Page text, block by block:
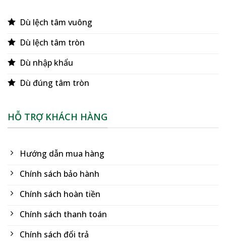
Dù lệch tâm vuông
Dù lệch tâm tròn
Dù nhập khẩu
Dù đúng tâm tròn
HỖ TRỢ KHÁCH HÀNG
Hướng dẫn mua hàng
Chính sách bảo hành
Chính sách hoàn tiền
Chính sách thanh toán
Chính sách đổi trả